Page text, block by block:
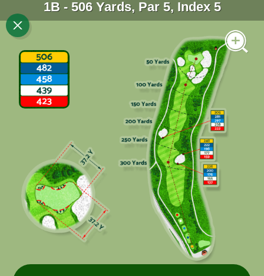
1B - 506 Yards, Par 5, Index 5